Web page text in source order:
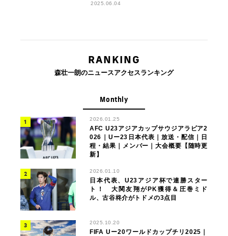
2025.06.04
RANKING
森壮一朗のニュースアクセスランキング
Monthly
2026.01.25
AFC U23アジアカップサウジアラビア2
026｜Uー23日本代表｜放送・配信｜日
程・結果｜メンバー｜大会概要【随時更
新】
2026.01.10
日本代表、U23アジア杯で連勝スター
ト！ 大関友翔がPK獲得＆圧巻ミド
ル、古谷柊介がトドメの3点目
2025.10.20
FIFA Uー20ワールドカップチリ2025｜